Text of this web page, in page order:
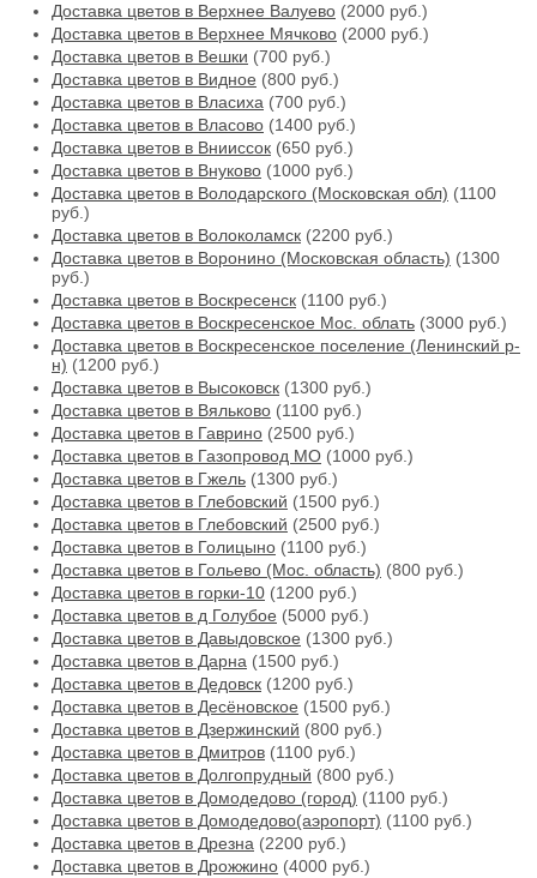
Доставка цветов в Верхнее Валуево (2000 руб.)
Доставка цветов в Верхнее Мячково (2000 руб.)
Доставка цветов в Вешки (700 руб.)
Доставка цветов в Видное (800 руб.)
Доставка цветов в Власиха (700 руб.)
Доставка цветов в Власово (1400 руб.)
Доставка цветов в Внииссок (650 руб.)
Доставка цветов в Внуково (1000 руб.)
Доставка цветов в Володарского (Московская обл) (1100
руб.)
Доставка цветов в Волоколамск (2200 руб.)
Доставка цветов в Воронино (Московская область) (1300
руб.)
Доставка цветов в Воскресенск (1100 руб.)
Доставка цветов в Воскресенское Мос. облать (3000 руб.)
Доставка цветов в Воскресенское поселение (Ленинский р-
н) (1200 руб.)
Доставка цветов в Высоковск (1300 руб.)
Доставка цветов в Вяльково (1100 руб.)
Доставка цветов в Гаврино (2500 руб.)
Доставка цветов в Газопровод МО (1000 руб.)
Доставка цветов в Гжель (1300 руб.)
Доставка цветов в Глебовский (1500 руб.)
Доставка цветов в Глебовский (2500 руб.)
Доставка цветов в Голицыно (1100 руб.)
Доставка цветов в Гольево (Мос. область) (800 руб.)
Доставка цветов в горки-10 (1200 руб.)
Доставка цветов в д Голубое (5000 руб.)
Доставка цветов в Давыдовское (1300 руб.)
Доставка цветов в Дарна (1500 руб.)
Доставка цветов в Дедовск (1200 руб.)
Доставка цветов в Десёновское (1500 руб.)
Доставка цветов в Дзержинский (800 руб.)
Доставка цветов в Дмитров (1100 руб.)
Доставка цветов в Долгопрудный (800 руб.)
Доставка цветов в Домодедово (город) (1100 руб.)
Доставка цветов в Домодедово(аэропорт) (1100 руб.)
Доставка цветов в Дрезна (2200 руб.)
Доставка цветов в Дрожжино (4000 руб.)